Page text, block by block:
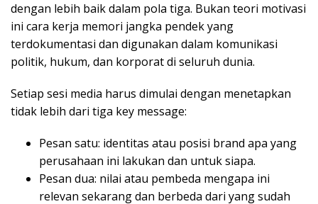
dengan lebih baik dalam pola tiga. Bukan teori motivasi
ini cara kerja memori jangka pendek yang
terdokumentasi dan digunakan dalam komunikasi
politik, hukum, dan korporat di seluruh dunia.
Setiap sesi media harus dimulai dengan menetapkan
tidak lebih dari tiga key message:
Pesan satu: identitas atau posisi brand apa yang
perusahaan ini lakukan dan untuk siapa.
Pesan dua: nilai atau pembeda mengapa ini
relevan sekarang dan berbeda dari yang sudah